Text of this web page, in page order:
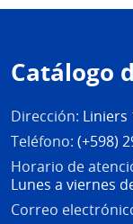
de
página
Catálogo
Dirección: Liniers
Teléfono: (+598)
Horario de
Lunes a viernes
Correo